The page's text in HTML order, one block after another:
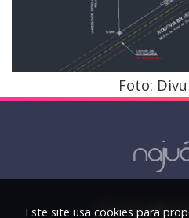
Foto:
Este site usa cookies para